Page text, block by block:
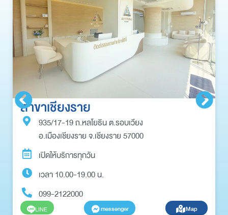
สาขาเชียงราย
935/17-19 ถ.หลโยธิน ต.รอบเวียง
อ.เมืองเชียงราย จ.เชียงราย 57000
เปิดให้บริการทุกวัน
เวลา 10.00-19.00 น.
099-2122000
LINE messenger Map